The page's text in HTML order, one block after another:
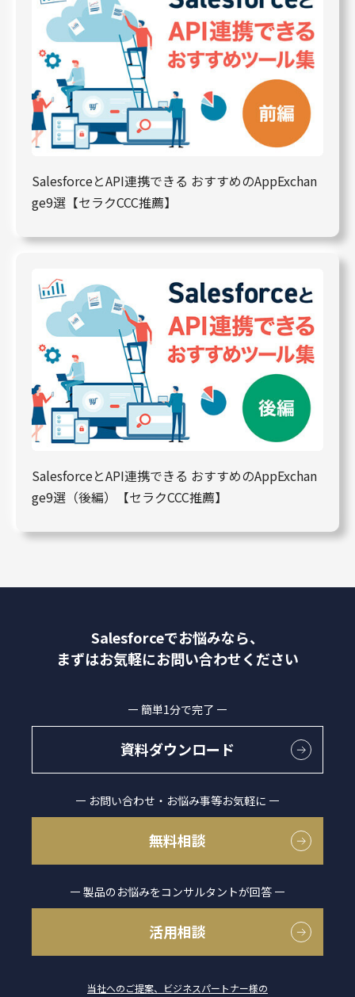
SalesforceとAPI連携できる おすすめのAppExchan
ge9選【セラクCCC推薦】
SalesforceとAPI連携できる おすすめのAppExchan
ge9選（後編）【セラクCCC推薦】
Salesforceでお悩みなら、
まずはお気軽にお問い合わせください
簡単1分で完了
資料ダウンロード
お問い合わせ・お悩み事等お気軽に
無料相談
製品のお悩みをコンサルタントが回答
活用相談
当社へのご提案、ビジネスパートナー様の